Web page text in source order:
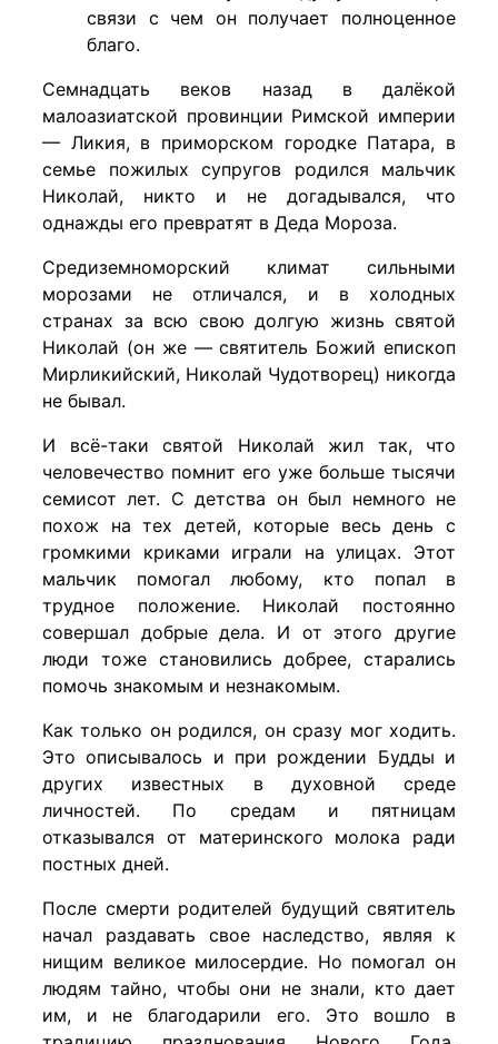
связи с чем он получает полноценное
благо.
Семнадцать веков назад в далёкой
малоазиатской провинции Римской империи
— Ликия, в приморском городке Патара, в
семье пожилых супругов родился мальчик
Николай, никто и не догадывался, что
однажды его превратят в Деда Мороза.
Средиземноморский климат сильными
морозами не отличался, и в холодных
странах за всю свою долгую жизнь святой
Николай (он же — святитель Божий епископ
Мирликийский, Николай Чудотворец) никогда
не бывал.
И всё-таки святой Николай жил так, что
человечество помнит его уже больше тысячи
семисот лет. С детства он был немного не
похож на тех детей, которые весь день с
громкими криками играли на улицах. Этот
мальчик помогал любому, кто попал в
трудное положение. Николай постоянно
совершал добрые дела. И от этого другие
люди тоже становились добрее, старались
помочь знакомым и незнакомым.
Как только он родился, он сразу мог ходить.
Это описывалось и при рождении Будды и
других известных в духовной среде
личностей. По средам и пятницам
отказывался от материнского молока ради
постных дней.
После смерти родителей будущий святитель
начал раздавать свое наследство, являя к
нищим великое милосердие. Но помогал он
людям тайно, чтобы они не знали, кто дает
им, и не благодарили его. Это вошло в